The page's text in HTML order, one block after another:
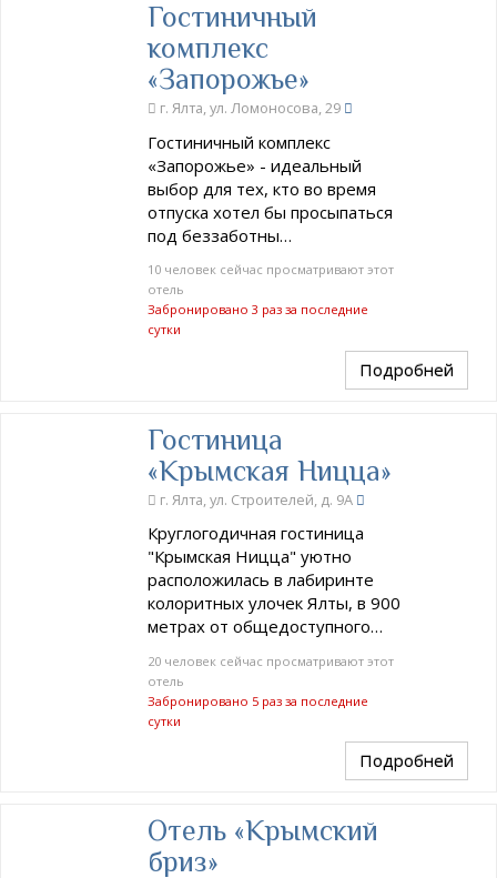
Гостиничный
комплекс
«Запорожье»
г. Ялта, ул. Ломоносова, 29
Гостиничный комплекс
«Запорожье» - идеальный
выбор для тех, кто во время
отпуска хотел бы просыпаться
под беззаботны…
10 человек сейчас просматривают этот
отель
Забронировано 3 раз за последние
сутки
Подробней
Гостиница
«Крымская Ницца»
г. Ялта, ул. Строителей, д. 9А
Круглогодичная гостиница
"Крымская Ницца" уютно
расположилась в лабиринте
колоритных улочек Ялты, в 900
метрах от общедоступного…
20 человек сейчас просматривают этот
отель
Забронировано 5 раз за последние
сутки
Подробней
Отель «Крымский
бриз»